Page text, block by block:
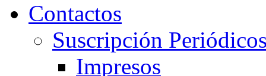
Contactos
Suscripción
Impresos